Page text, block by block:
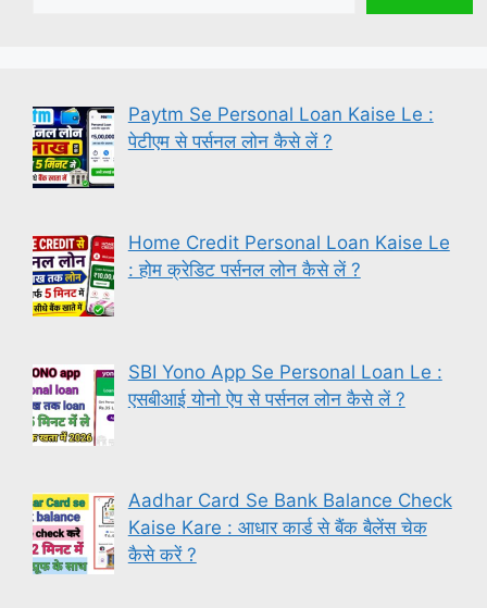
Paytm Se Personal Loan Kaise Le :
पेटीएम से पर्सनल लोन कैसे लें ?
Home Credit Personal Loan Kaise Le
: होम क्रेडिट पर्सनल लोन कैसे लें ?
SBI Yono App Se Personal Loan Le :
एसबीआई योनो ऐप से पर्सनल लोन कैसे लें ?
Aadhar Card Se Bank Balance Check
Kaise Kare : आधार कार्ड से बैंक बैलेंस चेक
कैसे करें ?